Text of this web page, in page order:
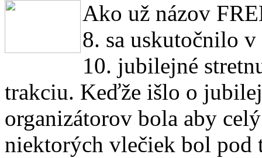
Ako už názov
8. sa uskutočnilo
10. jubilejné
trakciu. Keďže išlo o
organizátorov bola aby
niektorých vlečiek bol